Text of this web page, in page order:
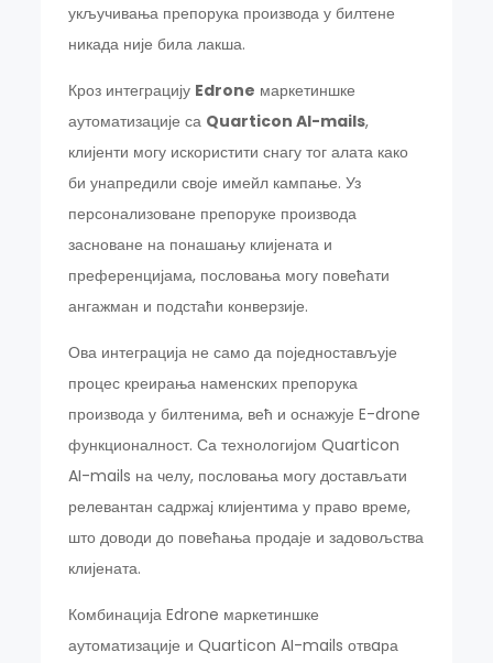
укључивања препорука производа у билтене
никада није била лакша.
Кроз интеграцију Edrone маркетиншке
аутоматизације са Quarticon AI-mails,
клијенти могу искористити снагу тог алата како
би унапредили своје имейл кампање. Уз
персонализоване препоруке производа
засноване на понашању клијената и
преференцијама, пословања могу повећати
ангажман и подстаћи конверзије.
Ова интеграција не само да поједностављује
процес креирања наменских препорука
производа у билтенима, већ и оснажује E-drone
функционалност. Са технологијом Quarticon
AI-mails на челу, пословања могу достављати
релевантан садржај клијентима у право време,
што доводи до повећања продаје и задовољства
клијената.
Комбинација Edrone маркетиншке
аутоматизације и Quarticon AI-mails отвaра